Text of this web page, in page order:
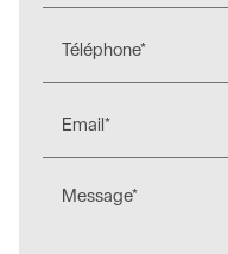
Téléphone*
Email*
Message*